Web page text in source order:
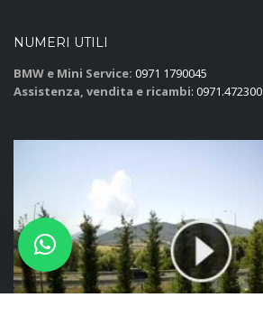
NUMERI UTILI
BMW e Mini Service: 0971 1790045
Assistenza, vendita e ricambi: 0971.472300